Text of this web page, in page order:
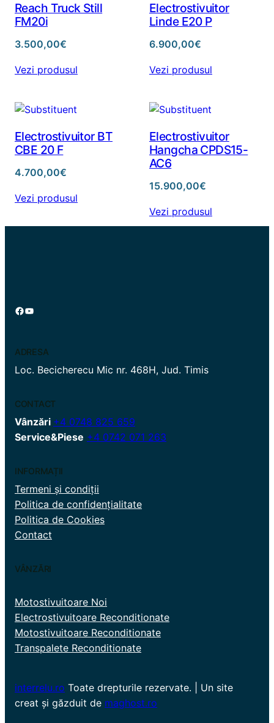
Reach Truck Still
FM20i
3.500,00€
Vezi produsul
Electrostivuitor
Linde E20 P
6.900,00€
Vezi produsul
Electrostivuitor BT
CBE 20 F
4.700,00€
Vezi produsul
Electrostivuitor
Hangcha CPDS15-
AC6
15.900,00€
Vezi produsul
Facebook YouTube
ADRESA
Loc. Becicherecu Mic nr. 468H, Jud. Timis
CONTACT
Vânzări +4 0748 825 659
Service&Piese +4 0742 071 263
INFORMAȚII
Termeni și condiții
Politica de confidențialitate
Politica de Cookies
Contact
VÂNZĂRI
Motostivuitoare Noi
Electrostivuitoare Reconditionate
Motostivuitoare Reconditionate
Transpalete Reconditionate
interrelu.ro Toate drepturile rezervate. | Un site
creat și găzduit de maghost.ro